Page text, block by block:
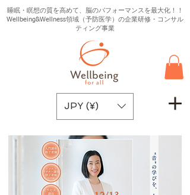
睡眠・瞑想の質を高めて、脳のパフォーマンスを最大化！！
Wellbeing&Wellness領域（予防医学）の企業研修・コンサル
ティング事業
JPY (¥)